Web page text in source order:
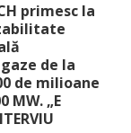
primesc la
de la
de milioane
MW. „E